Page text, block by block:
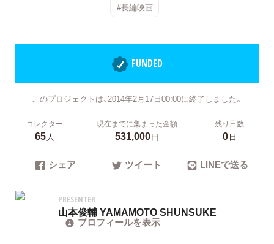
#長編映画
FUNDED
このプロジェクトは、2014年2月17日00:00に終了しました。
コレクター
65人
現在までに集まった金額
531,000円
残り日数
0日
シェア ツイート LINEで送る
PRESENTER
山本俊輔 YAMAMOTO SHUNSUKE
プロフィールを表示